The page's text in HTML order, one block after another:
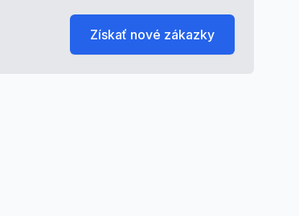
Získať nové zákazky